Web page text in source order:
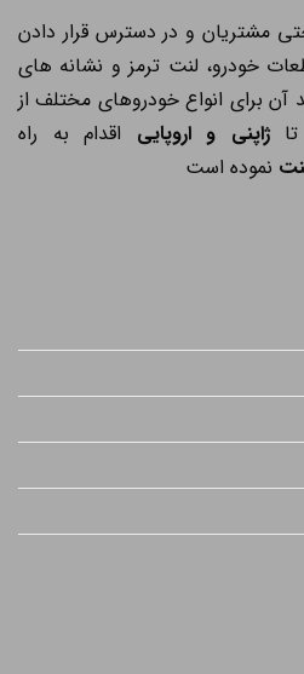
مشتریان و در دسترس قرار دادن
خودرو، لنت ترمز و نشانه های
برای انواع خودروهای مختلف از
ژاپنی و اروپاییاقدام به راه
نموده است